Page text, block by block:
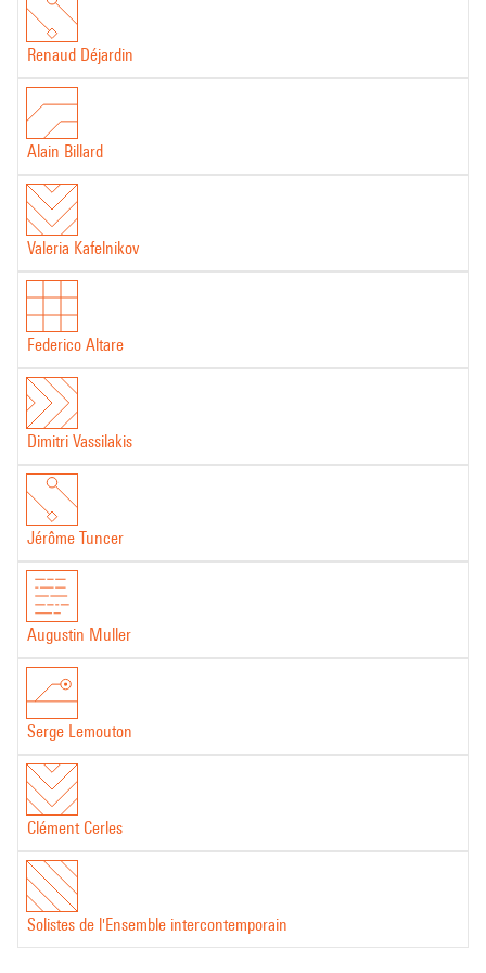
Renaud Déjardin
Alain Billard
Valeria Kafelnikov
Federico Altare
Dimitri Vassilakis
Jérôme Tuncer
Augustin Muller
Serge Lemouton
Clément Cerles
Solistes de l'Ensemble intercontemporain